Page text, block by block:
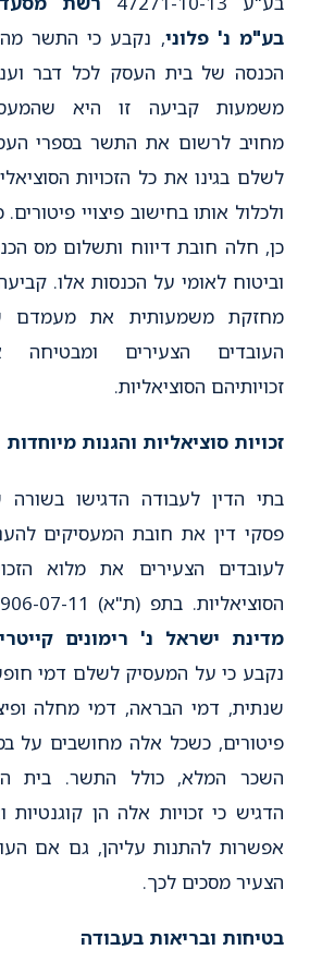
בע"מ נ' פלוני, נקבע כי התשר
הכנסה של בית העסק לכל דבר
משמעות קביעה זו היא
מחויב לרשום את התשר בספרי
לשלם בגינו את כל הזכויות
ולכלול אותו בחישוב פיצויי פיטורים.
כן, חלה חובת דיווח ותשלום מס
וביטוח לאומי על הכנסות אלו.
מחזקת משמעותית את מעמדם
העובדים הצעירים ומבטיחה
זכויותיהם הסוציאליות.
זכויות סוציאליות והגנות מיוחדות
בתי הדין לעבודה הדגישו בשורה
פסקי דין את חובת המעסיקים
לעובדים הצעירים את מלוא
הסוציאליות. בתפ (ת"א) 39906-07-11
מדינת ישראל נ' רימונים
נקבע כי על המעסיק לשלם דמי
שנתית, דמי הבראה, דמי מחלה
פיטורים, כשכל אלה מחושבים על
השכר המלא, כולל התשר. בית
הדגיש כי זכויות אלה הן קוגנטיות
אפשרות להתנות עליהן, גם אם
הצעיר מסכים לכך.
בטיחות ובריאות בעבודה